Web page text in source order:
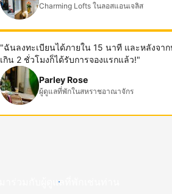
Charming Lofts ในลอสแอนเจลิส
"ฉันลงทะเบียนได้ภายใน 15 นาที และหลังจา
เกิน 2 ชั่วโมงก็ได้รับการจองแรกแล้ว!"
Parley Rose
ผู้ดูแลที่พักในสหราชอาณาจักร
มาร่วมกับผู้ดูแลที่พักเช่นท่าน